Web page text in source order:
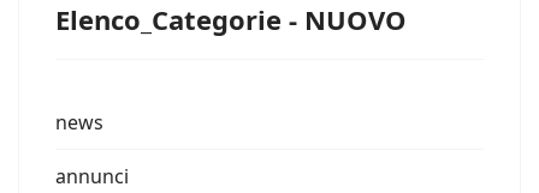
Elenco_Categorie - NUOVO
news
annunci